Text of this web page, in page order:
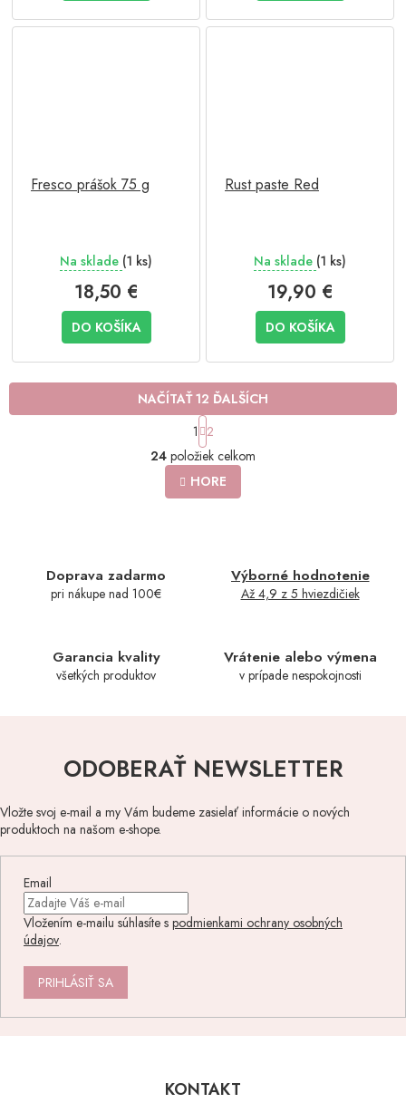
Fresco prášok 75 g
Na sklade (1 ks)
18,50 €
DO KOŠÍKA
Rust paste Red
Na sklade (1 ks)
19,90 €
DO KOŠÍKA
O
v
l
á
s
u
NAČÍTAŤ 12 ĎALŠÍCH
S
t
r
á
n
k
1 2
24 položiek celkom
HORE
Doprava zadarmo
pri nákupe nad 100€
Výborné hodnotenie
Až 4,9 z 5 hviezdičiek
Garancia kvality
všetkých produktov
Vrátenie alebo výmena
v prípade nespokojnosti
ODOBERAŤ NEWSLETTER
Vložte svoj e-mail a my Vám budeme zasielať informácie o nových
produktoch na našom e-shope.
Email
Vložením e-mailu súhlasíte s podmienkami ochrany osobných
údajov.
PRIHLÁSIŤ SA
KONTAKT